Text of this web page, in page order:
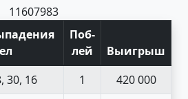
11607983
Поб-
лей
Выигрыш
30, 16 1
420 000